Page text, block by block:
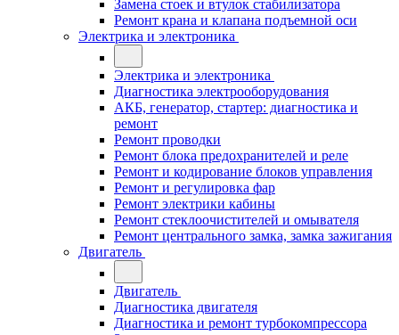
Замена стоек и втулок стабилизатора
Ремонт крана и клапана подъемной оси
Электрика и электроника
Электрика и электроника
Диагностика электрооборудования
АКБ, генератор, стартер: диагностика и
ремонт
Ремонт проводки
Ремонт блока предохранителей и реле
Ремонт и кодирование блоков управления
Ремонт и регулировка фар
Ремонт электрики кабины
Ремонт стеклоочистителей и омывателя
Ремонт центрального замка, замка зажигания
Двигатель
Двигатель
Диагностика двигателя
Диагностика и ремонт турбокомпрессора